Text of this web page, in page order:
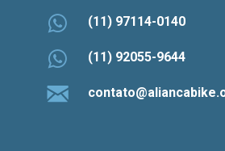
(11) 97114-0140
(11) 92055-9644